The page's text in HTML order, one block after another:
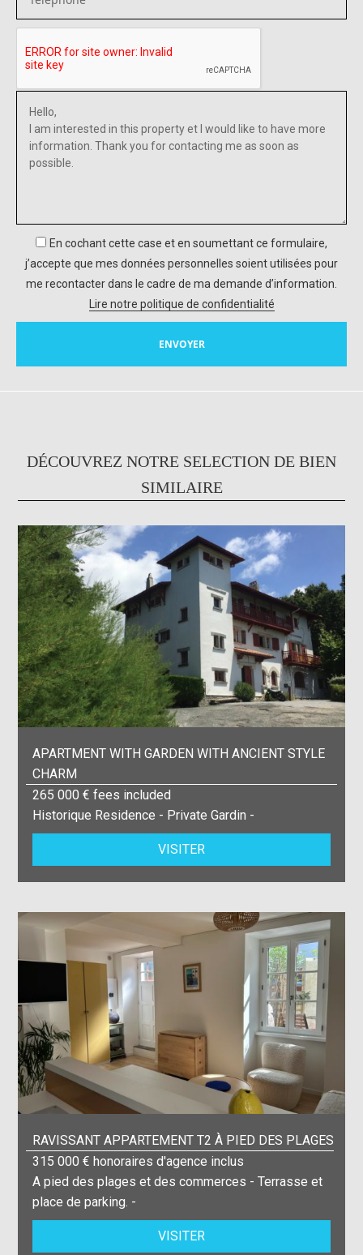
En cochant cette case et en soumettant ce formulaire,
j’accepte que mes données personnelles soient utilisées pour
me recontacter dans le cadre de ma demande d’information.
Lire notre politique de confidentialité
DÉCOUVREZ NOTRE SELECTION DE BIEN
SIMILAIRE
APARTMENT WITH GARDEN WITH ANCIENT STYLE
CHARM
265 000 € fees included
Historique Residence - Private Gardin -
VISITER
RAVISSANT APPARTEMENT T2 À PIED DES PLAGES
315 000 € honoraires d'agence inclus
A pied des plages et des commerces - Terrasse et
place de parking. -
VISITER